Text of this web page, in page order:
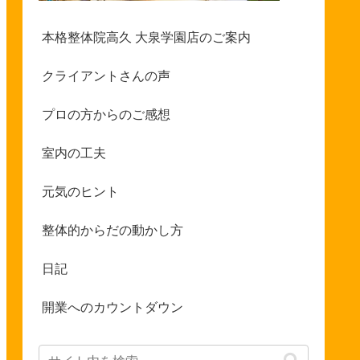
本格整体院高久 大泉学園店のご案内
クライアントさんの声
プロの方からのご感想
室内の工夫
元気のヒント
整体的からだの動かし方
日記
開業へのカウントダウン